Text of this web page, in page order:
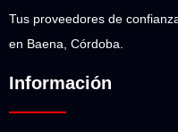
Tus proveedores de
en Baena, Córdoba.
Información